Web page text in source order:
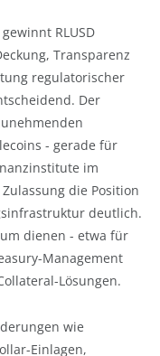
RLUSD
Transparenz
regulatorischer
Der
- gerade für
im
die Position
deutlich.
dienen - etwa für
Management
Lösungen.
wie
Einlagen,